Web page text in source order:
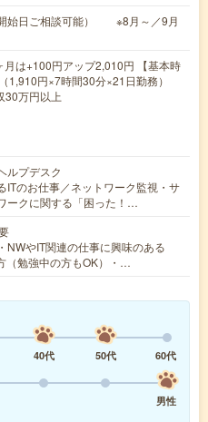
始日ご相談可能） ※8月～／9月
は+100円アップ2,010円 【基本時
1,910円×7時間30分×21日勤務）
30万円以上
ルプデスク
ITのお仕事／ネットワーク監視・サ
ークに関する「困った！…
NWやIT関連の仕事に興味のある
（勉強中の方もOK）・…
40代 50代
60代
男性